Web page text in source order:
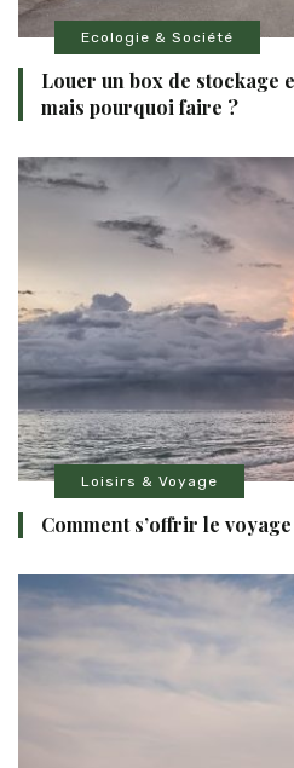
Ecologie & Société
Louer un box de stockage
mais pourquoi faire ?
Loisirs & Voyage
Comment s’offrir le